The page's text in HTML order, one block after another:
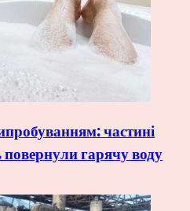
частині
повернули гарячу воду